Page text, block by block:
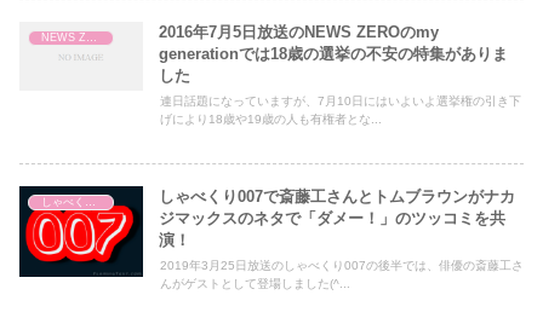
NEWS ZERO
2016年7月5日放送のNEWS ZEROのmy
generationでは18歳の選挙の不安の特集がありま
した
連日話題になっていますが、7月10日にはいよいよ選挙権の引き下
げにより18歳や19歳の人も有権者とな...
しゃべくり007
しゃべくり007で斎藤工さんとトムブラウンがナカ
ジマックスのネタで「ダメー！」のツッコミを共
演！
2019年3月25日放送のしゃべくり007の後半では、俳優の斎藤工さ
んがゲストとして登場しました(^...